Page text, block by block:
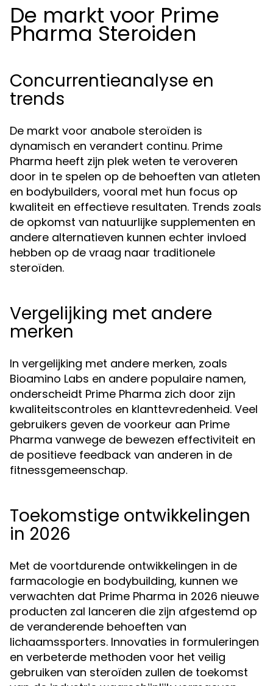
De markt voor Prime
Pharma Steroiden
Concurrentieanalyse en
trends
De markt voor anabole steroïden is
dynamisch en verandert continu. Prime
Pharma heeft zijn plek weten te veroveren
door in te spelen op de behoeften van atleten
en bodybuilders, vooral met hun focus op
kwaliteit en effectieve resultaten. Trends zoals
de opkomst van natuurlijke supplementen en
andere alternatieven kunnen echter invloed
hebben op de vraag naar traditionele
steroïden.
Vergelijking met andere
merken
In vergelijking met andere merken, zoals
Bioamino Labs en andere populaire namen,
onderscheidt Prime Pharma zich door zijn
kwaliteitscontroles en klanttevredenheid. Veel
gebruikers geven de voorkeur aan Prime
Pharma vanwege de bewezen effectiviteit en
de positieve feedback van anderen in de
fitnessgemeenschap.
Toekomstige ontwikkelingen
in 2026
Met de voortdurende ontwikkelingen in de
farmacologie en bodybuilding, kunnen we
verwachten dat Prime Pharma in 2026 nieuwe
producten zal lanceren die zijn afgestemd op
de veranderende behoeften van
lichaamssporters. Innovaties in formuleringen
en verbeterde methoden voor het veilig
gebruiken van steroïden zullen de toekomst